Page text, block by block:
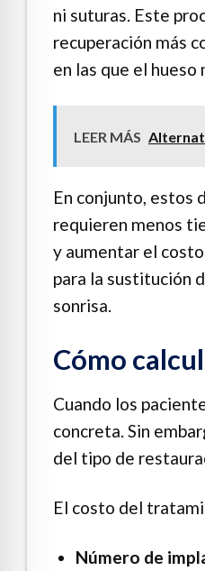
ni suturas. Este
recuperación más
en las que el
LEER MÁS
En conjunto, estos
requieren menos
y aumentar el
para la sustitución
sonrisa.
Cómo
Cuando los
concreta. Sin
del tipo de
El costo del
Número de